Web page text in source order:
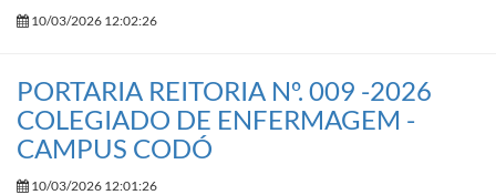
10/03/2026 12:02:26
PORTARIA REITORIA Nº. 009 -2026
COLEGIADO DE ENFERMAGEM -
CAMPUS CODÓ
10/03/2026 12:01:26